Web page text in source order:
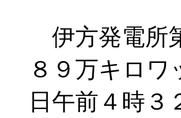
伊方発電所
８９万キロ
日午前４時